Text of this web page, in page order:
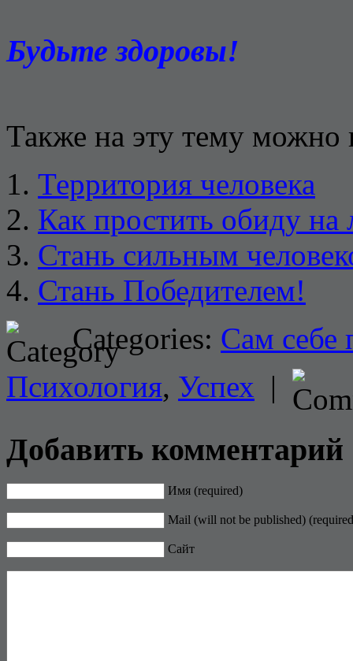
Будьте здоровы!
Также на эту тему можно
Территория человека
Как простить обиду на
Стань сильным
Стань Победителем!
Categories: Сам себе
Психология, Успех |
Добавить комментарий
Имя (required)
Mail (will not be published)
Сайт